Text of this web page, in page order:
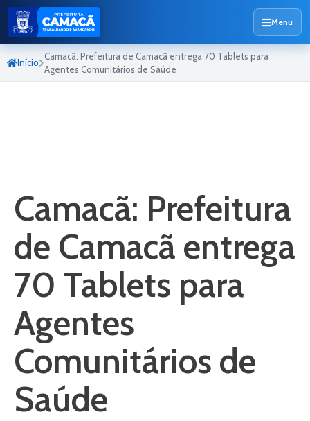
Menu
Início
Camacã: Prefeitura de Camacã entrega 70 Tablets para
Agentes Comunitários de Saúde
Camacã: Prefeitura
de Camacã entrega
70 Tablets para
Agentes
Comunitários de
Saúde